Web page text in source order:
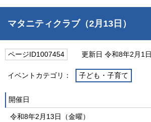
マタニティクラブ（2月13日）
ページID1007454 更新日 令和8年2月1日
イベントカテゴリ： 子ども・子育て
開催日
令和8年2月13日（金曜）